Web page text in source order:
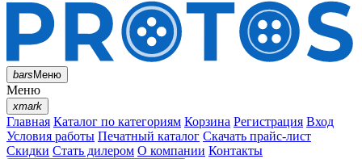
barsМеню
Меню
xmark
Главная Каталог по категориям Корзина Регистрация Вход
Условия работы Печатный каталог Скачать прайс-лист
Скидки Стать дилером О компании Контакты